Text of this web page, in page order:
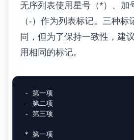
无序列表使用星号（*）、加
（-）作为列表标记。三种标
同，但为了保持一致性，建
用相同的标记。
-
-
-
第三项
*